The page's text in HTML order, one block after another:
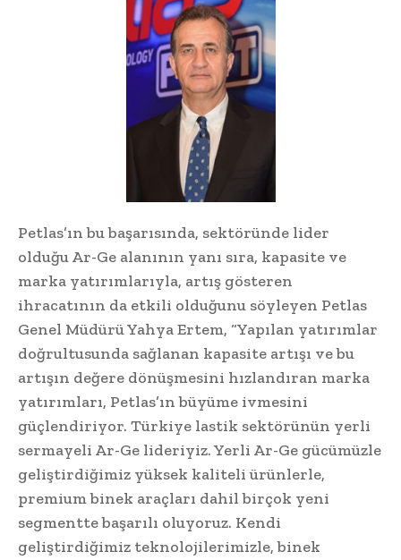
Petlas’ın bu başarısında, sektöründe lider
olduğu Ar-Ge alanının yanı sıra, kapasite ve
marka yatırımlarıyla, artış gösteren
ihracatının da etkili olduğunu söyleyen Petlas
Genel Müdürü Yahya Ertem, “Yapılan yatırımlar
doğrultusunda sağlanan kapasite artışı ve bu
artışın değere dönüşmesini hızlandıran marka
yatırımları, Petlas’ın büyüme ivmesini
güçlendiriyor. Türkiye lastik sektörünün yerli
sermayeli Ar-Ge lideriyiz. Yerli Ar-Ge gücümüzle
geliştirdiğimiz yüksek kaliteli ürünlerle,
premium binek araçları dahil birçok yeni
segmentte başarılı oluyoruz. Kendi
geliştirdiğimiz teknolojilerimizle, binek